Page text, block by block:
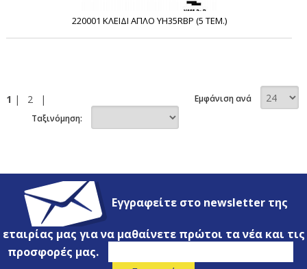
220001 ΚΛΕΙΔΙ ΑΠΛΟ YH35RBP (5 ΤΕΜ.)
1 | 2 |
Εμφάνιση ανά
Ταξινόμηση:
Εγγραφείτε στο newsletter της
εταιρίας μας για να μαθαίνετε πρώτοι τα νέα και τις
προσφορές μας.